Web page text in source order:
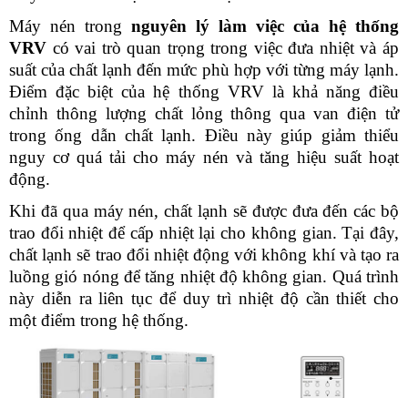
Máy nén trong nguyên lý làm việc của hệ thống
VRV có vai trò quan trọng trong việc đưa nhiệt và áp
suất của chất lạnh đến mức phù hợp với từng máy lạnh.
Điểm đặc biệt của hệ thống VRV là khả năng điều
chỉnh thông lượng chất lỏng thông qua van điện tử
trong ống dẫn chất lạnh. Điều này giúp giảm thiểu
nguy cơ quá tải cho máy nén và tăng hiệu suất hoạt
động.
Khi đã qua máy nén, chất lạnh sẽ được đưa đến các bộ
trao đổi nhiệt để cấp nhiệt lại cho không gian. Tại đây,
chất lạnh sẽ trao đổi nhiệt động với không khí và tạo ra
luồng gió nóng để tăng nhiệt độ không gian. Quá trình
này diễn ra liên tục để duy trì nhiệt độ cần thiết cho
một điểm trong hệ thống.